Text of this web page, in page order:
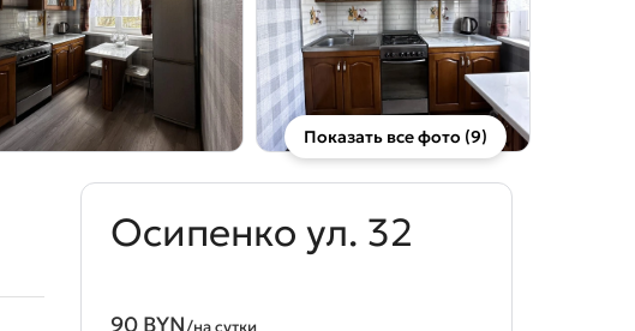
Показать все фото (9)
Осипенко ул. 32
90 BYN/на сутки